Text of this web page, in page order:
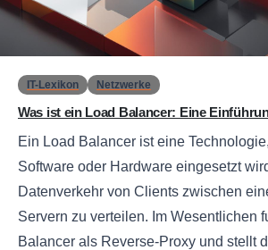
IT-Lexikon Netzwerke
Was ist ein Load Balancer: Eine
Ein Load Balancer ist eine
Software oder Hardware eingesetzt
Datenverkehr von Clients zwischen
Servern zu verteilen. Im Wesentlichen
Balancer als Reverse-Proxy und stellt